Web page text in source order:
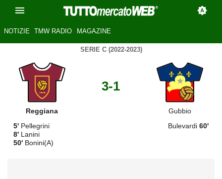
NOTIZIE TMW RADIO MAGAZINE
SERIE C (2022-2023)
Reggiana
3-1
Gubbio
5' Pellegrini
8' Lanini
50' Bonini(A)
Bulevardi 60'